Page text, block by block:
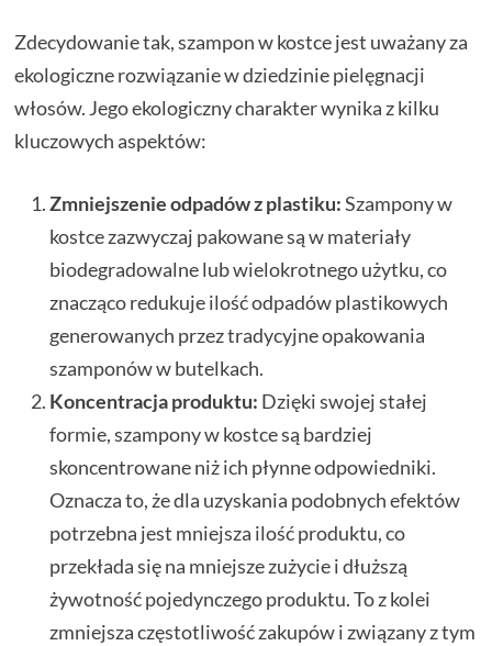
Zdecydowanie tak, szampon w kostce jest uważany za
ekologiczne rozwiązanie w dziedzinie pielęgnacji
włosów. Jego ekologiczny charakter wynika z kilku
kluczowych aspektów:
Zmniejszenie odpadów z plastiku:Szampony w
kostce zazwyczaj pakowane są w materiały
biodegradowalne lub wielokrotnego użytku, co
znacząco redukuje ilość odpadów plastikowych
generowanych przez tradycyjne opakowania
szamponów w butelkach.
Koncentracja produktu: Dzięki swojej stałej
formie, szampony w kostce są bardziej
skoncentrowane niż ich płynne odpowiedniki.
Oznacza to, że dla uzyskania podobnych efektów
potrzebna jest mniejsza ilość produktu, co
przekłada się na mniejsze zużycie i dłuższą
żywotność pojedynczego produktu. To z kolei
zmniejsza częstotliwość zakupów i związany z tym